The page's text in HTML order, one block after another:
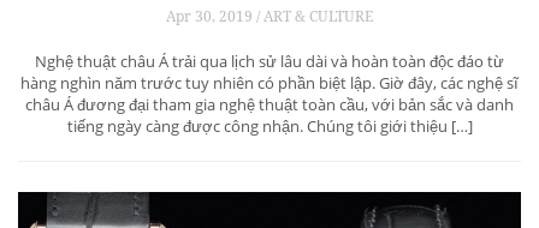
Apr 30, 2019 / ART & CULTURE
Nghệ thuật châu Á trải qua lịch sử lâu dài và hoàn toàn độc đáo từ
hàng nghìn năm trước tuy nhiên có phần biệt lập. Giờ đây, các nghệ sĩ
châu Á đương đại tham gia nghệ thuật toàn cầu, với bản sắc và danh
tiếng ngày càng được công nhận. Chúng tôi giới thiệu […]